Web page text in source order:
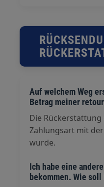
Auf welchem Weg
Betrag meiner
Die
Zahlungsart mit
wurde.
Ich habe eine
bekommen. Wie